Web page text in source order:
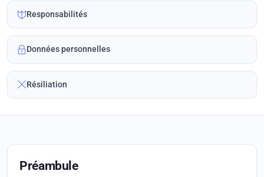
Responsabilités
Données personnelles
Résiliation
Préambule